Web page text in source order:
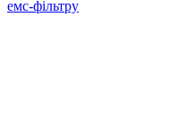
емс-фільтру